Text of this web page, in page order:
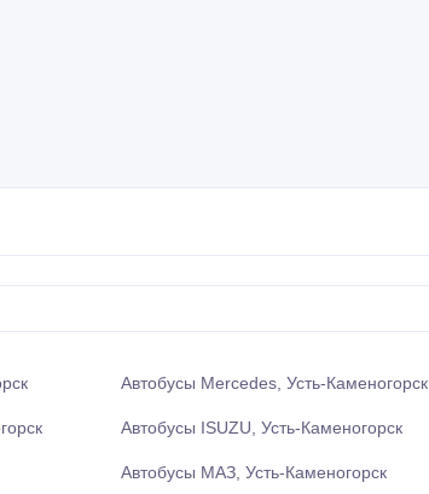
Автобусы Mercedes, Усть-Каменогорск
Автобусы ISUZU, Усть-Каменогорск
Автобусы МАЗ, Усть-Каменогорск